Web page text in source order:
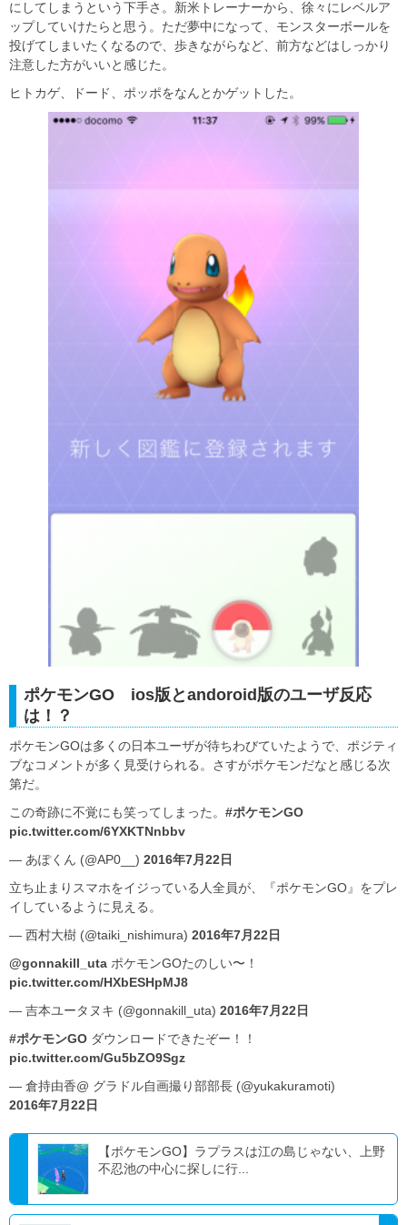
にしてしまうという下手さ。新米トレーナーから、徐々にレベルア
ップしていけたらと思う。ただ夢中になって、モンスターボールを
投げてしまいたくなるので、歩きながらなど、前方などはしっかり
注意した方がいいと感じた。
ヒトカゲ、ドード、ポッポをなんとかゲットした。
ポケモンGO ios版とandoroid版のユーザ反応
は！？
ポケモンGOは多くの日本ユーザが待ちわびていたようで、ポジティ
ブなコメントが多く見受けられる。さすがポケモンだなと感じる次
第だ。
この奇跡に不覚にも笑ってしまった。 #ポケモンGO
pic.twitter.com/6YXKTNnbbv
— あぽくん (@AP0__) 2016年7月22日
立ち止まりスマホをイジっている人全員が、『ポケモンGO』をプレ
イしているように見える。
— 西村大樹 (@taiki_nishimura) 2016年7月22日
@gonnakill_uta ポケモンGOたのしい〜！
pic.twitter.com/HXbESHpMJ8
— 吉本ユータヌキ (@gonnakill_uta) 2016年7月22日
#ポケモンGO ダウンロードできたぞー！！
pic.twitter.com/Gu5bZO9Sgz
— 倉持由香@ グラドル自画撮り部部長 (@yukakuramoti)
2016年7月22日
【ポケモンGO】ラプラスは江の島じゃない、上野
不忍池の中心に探しに行...